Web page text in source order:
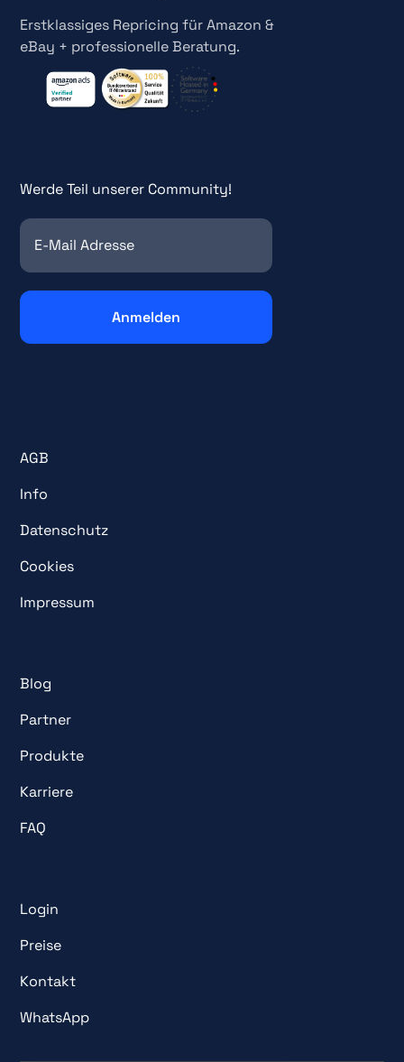
Erstklassiges Repricing für Amazon &
eBay + professionelle Beratung.
Werde Teil unserer Community!
AGB
Info
Datenschutz
Cookies
Impressum
Blog
Partner
Produkte
Karriere
FAQ
Login
Preise
Kontakt
WhatsApp